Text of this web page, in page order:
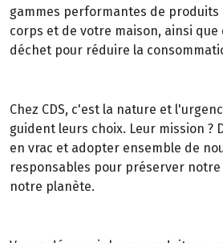
gammes performantes de produits
corps et de votre maison, ainsi
déchet pour réduire la
Chez CDS, c'est la nature et
guident leurs choix. Leur mission ?
en vrac et adopter ensemble de
responsables pour préserver
notre planète.